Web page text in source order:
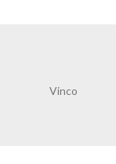
Vinco